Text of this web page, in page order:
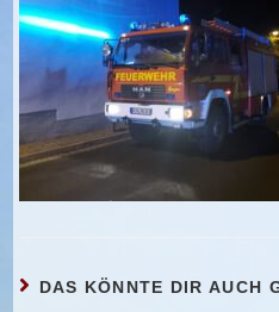
DAS KÖNNTE DIR AUCH